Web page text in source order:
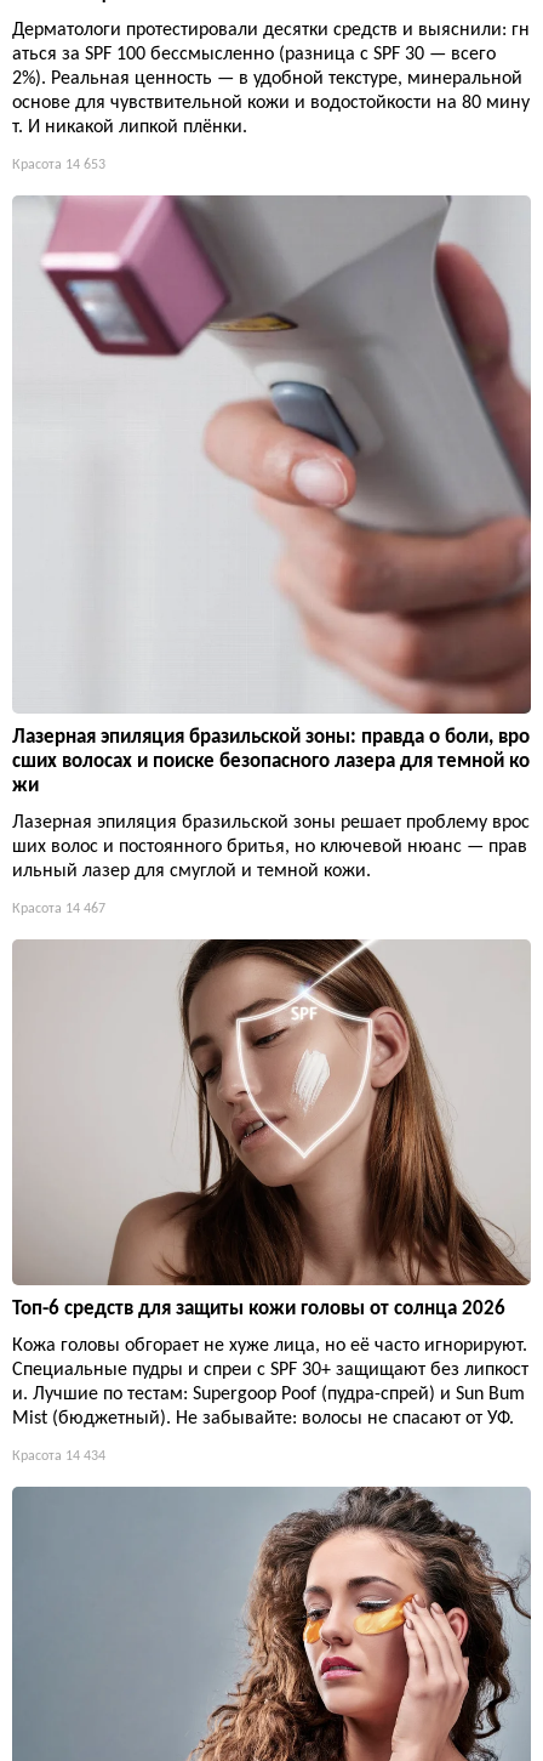
Дерматологи протестировали десятки средств и выяснили: гн
аться за SPF 100 бессмысленно (разница с SPF 30 — всего
2%). Реальная ценность — в удобной текстуре, минеральной
основе для чувствительной кожи и водостойкости на 80 мину
т. И никакой липкой плёнки.
Красота 14 653
Лазерная эпиляция бразильской зоны: правда о боли, вро
сших волосах и поиске безопасного лазера для темной ко
жи
Лазерная эпиляция бразильской зоны решает проблему врос
ших волос и постоянного бритья, но ключевой нюанс — прав
ильный лазер для смуглой и темной кожи.
Красота 14 467
Топ-6 средств для защиты кожи головы от солнца 2026
Кожа головы обгорает не хуже лица, но её часто игнорируют.
Специальные пудры и спреи с SPF 30+ защищают без липкост
и. Лучшие по тестам: Supergoop Poof (пудра-спрей) и Sun Bum
Mist (бюджетный). Не забывайте: волосы не спасают от УФ.
Красота 14 434